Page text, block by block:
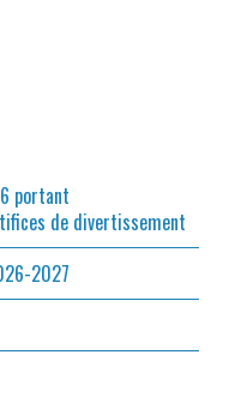
portant
de divertissement
2027